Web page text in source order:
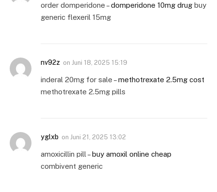
order domperidone –domperidone 10mg drug buy
generic flexeril 15mg
nv92z on Juni 18, 2025 15:19
inderal 20mg for sale –methotrexate 2.5mg cost
methotrexate 2.5mg pills
yglxb on Juni 21, 2025 13:02
amoxicillin pill –buy amoxil online cheap
combivent generic